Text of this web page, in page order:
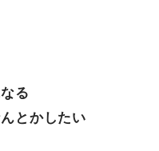
る
とかしたい